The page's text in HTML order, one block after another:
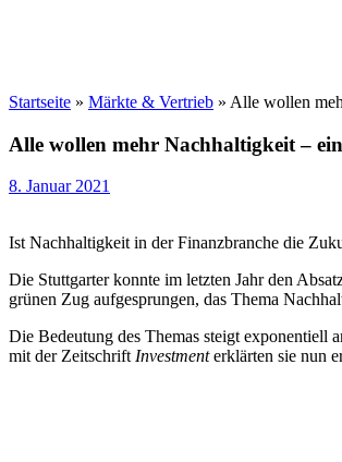
Startseite » Märkte & Vertrieb » Alle wollen
Alle wollen mehr Nachhaltigkeit –
8. Januar 2021
Ist Nachhaltigkeit in der Finanzbranche die
Die Stuttgarter konnte im letzten Jahr den
grünen Zug aufgesprungen, das Thema
Die Bedeutung des Themas steigt exponentiell
mit der ZeitschriftInvestmenterklärten sie nun